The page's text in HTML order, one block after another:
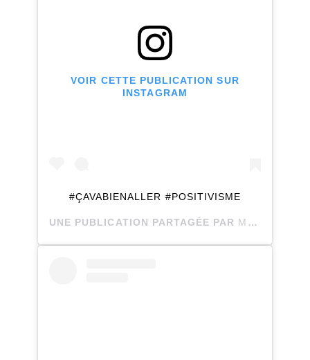
VOIR CETTE PUBLICATION SUR
INSTAGRAM
#ÇAVABIENALLER #POSITIVISME
UNE PUBLICATION PARTAGÉE PAR MEL LABRECQUE